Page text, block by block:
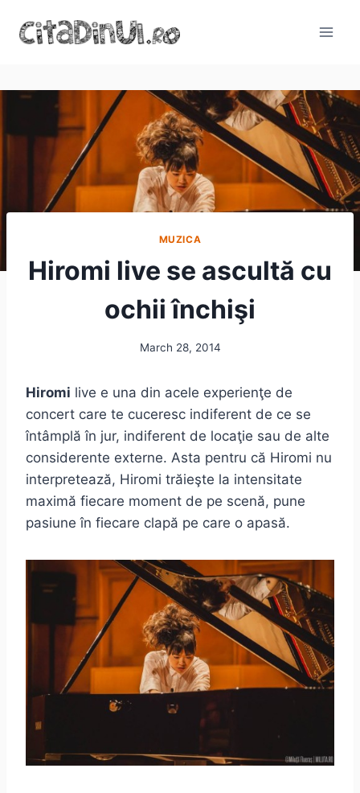
MUZICA
Hiromi live se ascultă cu
ochii închişi
March 28, 2014
Hiromi live e una din acele experienţe de
concert care te cuceresc indiferent de ce se
întâmplă în jur, indiferent de locaţie sau de alte
considerente externe. Asta pentru că Hiromi nu
interpretează, Hiromi trăieşte la intensitate
maximă fiecare moment de pe scenă, pune
pasiune în fiecare clapă pe care o apasă.